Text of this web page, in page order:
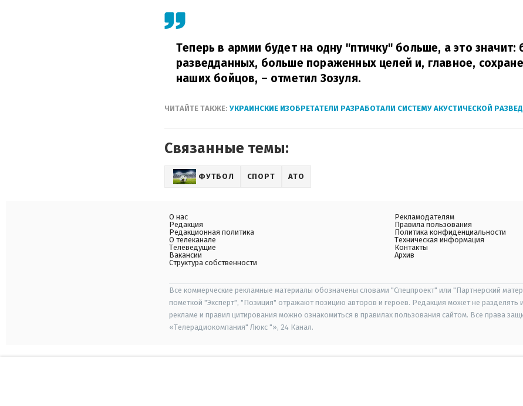
Теперь в армии будет на одну "птичку" больше, а это
разведданных, больше пораженных целей и, главное,
наших бойцов, – отметил Зозуля.
ЧИТАЙТЕ ТАКЖЕ: УКРАИНСКИЕ ИЗОБРЕТАТЕЛИ РАЗРАБОТАЛИ СИСТЕМУ АКУСТИЧЕСКОЙ
Связанные темы:
ФУТБОЛ СПОРТ АТО
О нас
Редакция
Редакционная политика
О телеканале
Телеведущие
Вакансии
Структура собственности
Рекламодателям
Правила пользования
Политика конфиденциальности
Техническая информация
Контакты
Архив
Все коммерческие рекламные материалы обозначены словами "Спецпроект" или "Партнерский
пометкой "Эксперт", "Позиция" отражают позицию авторов и героев. Редакция может не разделять
рекламе и правил цитирования можно ознакомиться в правилах пользования сайтом. Все права
«Телерадиокомпания" Люкс "», 24 Канал.